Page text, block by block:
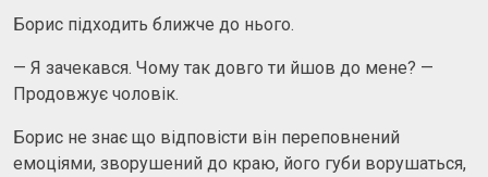
Борис підходить ближче до нього.
— Я зачекався. Чому так довго ти йшов до мене? —
Продовжує чоловік.
Борис не знає що відповісти він переповнений
емоціями, зворушений до краю, його губи ворушаться,